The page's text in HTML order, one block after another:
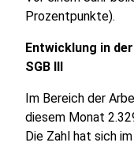
Prozentpunkte).
Entwicklung in
SGB III
Im Bereich der
diesem Monat
Die Zahl hat sich